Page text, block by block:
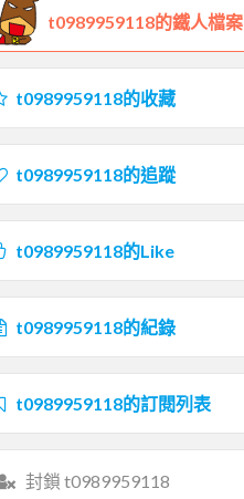
t0989959118的鐵人檔案
t0989959118的收藏
t0989959118的追蹤
t0989959118的Like
t0989959118的紀錄
t0989959118的訂閱列表
封鎖 t0989959118